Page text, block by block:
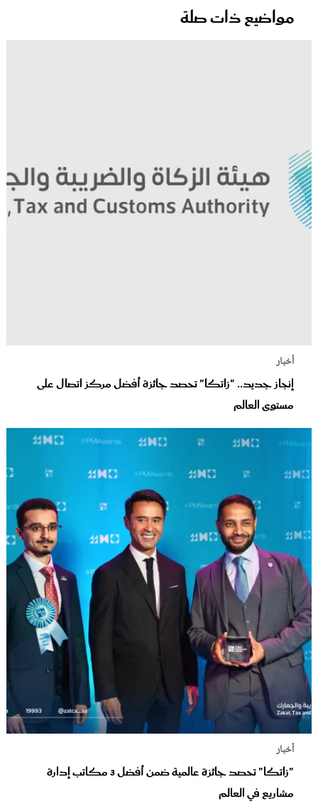
مواضيع ذات صلة
أخبار
إنجاز جديد.. "زاتكا" تحصد جائزة أفضل مركز اتصال على
مستوى العالم
أخبار
"زاتكا" تحصد جائزة عالمية ضمن أفضل 3 مكاتب إدارة
مشاريع في العالم